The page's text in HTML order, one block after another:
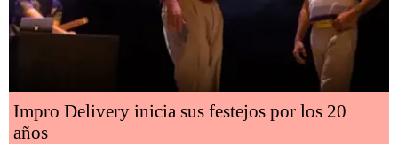
Impro Delivery inicia sus festejos por los 20
años